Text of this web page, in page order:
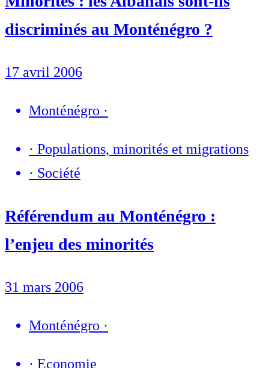
discriminés au Monténégro ?
17 avril 2006
Monténégro ·
· Populations, minorités et migrations
· Société
Référendum au Monténégro :
l’enjeu des minorités
31 mars 2006
Monténégro ·
· Economie